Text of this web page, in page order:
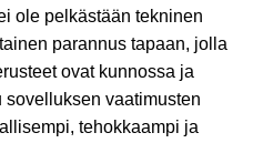
ole pelkästään tekninen
parannus tapaan, jolla
ovat kunnossa ja
vaatimusten
tehokkaampi ja